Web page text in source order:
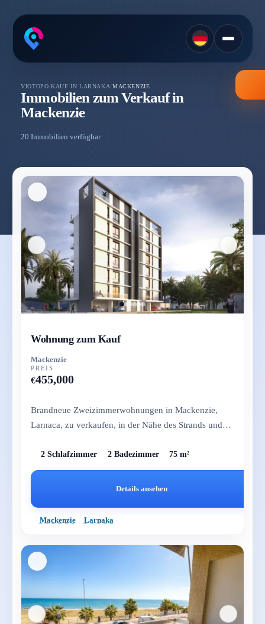
VIOTOPO /KAUF IN LARNAKA MACKENZIE
Immobilien zum Verkauf in
Mackenzie
20 Immobilien verfügbar
Wohnung zum Kauf
Mackenzie
PREIS
€455,000
Brandneue Zweizimmerwohnungen in Mackenzie,
Larnaca, zu verkaufen, in der Nähe des Strands und
2 Schlafzimmer 2 Badezimmer 75 m²
Details ansehen
Mackenzie Larnaka